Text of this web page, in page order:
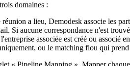
domaines :
a lieu, Demodesk associe les
Si aucune correspondance n'est
associée est créé ou
ou le matching flou qui
« Pipeline Mapping ». Mapper